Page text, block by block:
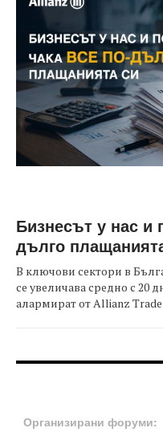
Бизнесът у нас и
дълго
В ключови сектори в
се увеличава средно с 20
алармират от Allianz Trade
Организирани форуми: